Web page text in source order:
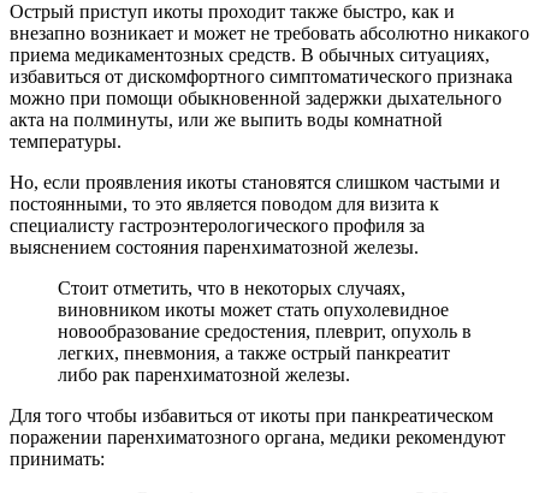
Острый приступ икоты проходит также быстро, как и
внезапно возникает и может не требовать абсолютно никакого
приема медикаментозных средств. В обычных ситуациях,
избавиться от дискомфортного симптоматического признака
можно при помощи обыкновенной задержки дыхательного
акта на полминуты, или же выпить воды комнатной
температуры.
Но, если проявления икоты становятся слишком частыми и
постоянными, то это является поводом для визита к
специалисту гастроэнтерологического профиля за
выяснением состояния паренхиматозной железы.
Стоит отметить, что в некоторых случаях,
виновником икоты может стать опухолевидное
новообразование средостения, плеврит, опухоль в
легких, пневмония, а также острый панкреатит
либо рак паренхиматозной железы.
Для того чтобы избавиться от икоты при панкреатическом
поражении паренхиматозного органа, медики рекомендуют
принимать: